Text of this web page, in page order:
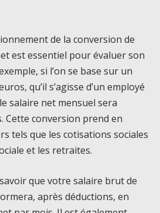
de la conversion de
est essentiel pour évaluer son
si l’on se base sur un
qu’il s’agisse d’un employé
salaire net mensuel sera
Cette conversion prend en
tels que les cotisations sociales
et les retraites.
que votre salaire brut de
après déductions, en